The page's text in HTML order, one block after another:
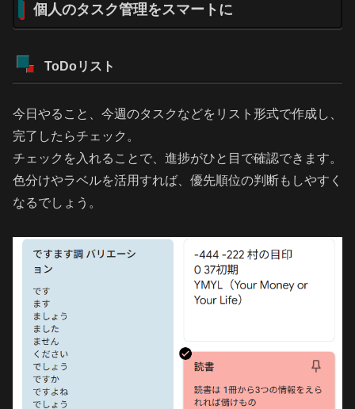
個人のタスク管理をスマートに
ToDoリスト
今日やること、今週のタスクなどをリスト形式で作成し、
完了したらチェック。
チェックを入れることで、進捗がひと目で確認できます。
色分けやラベルを活用すれば、優先順位の判断もしやすく
なるでしょう。